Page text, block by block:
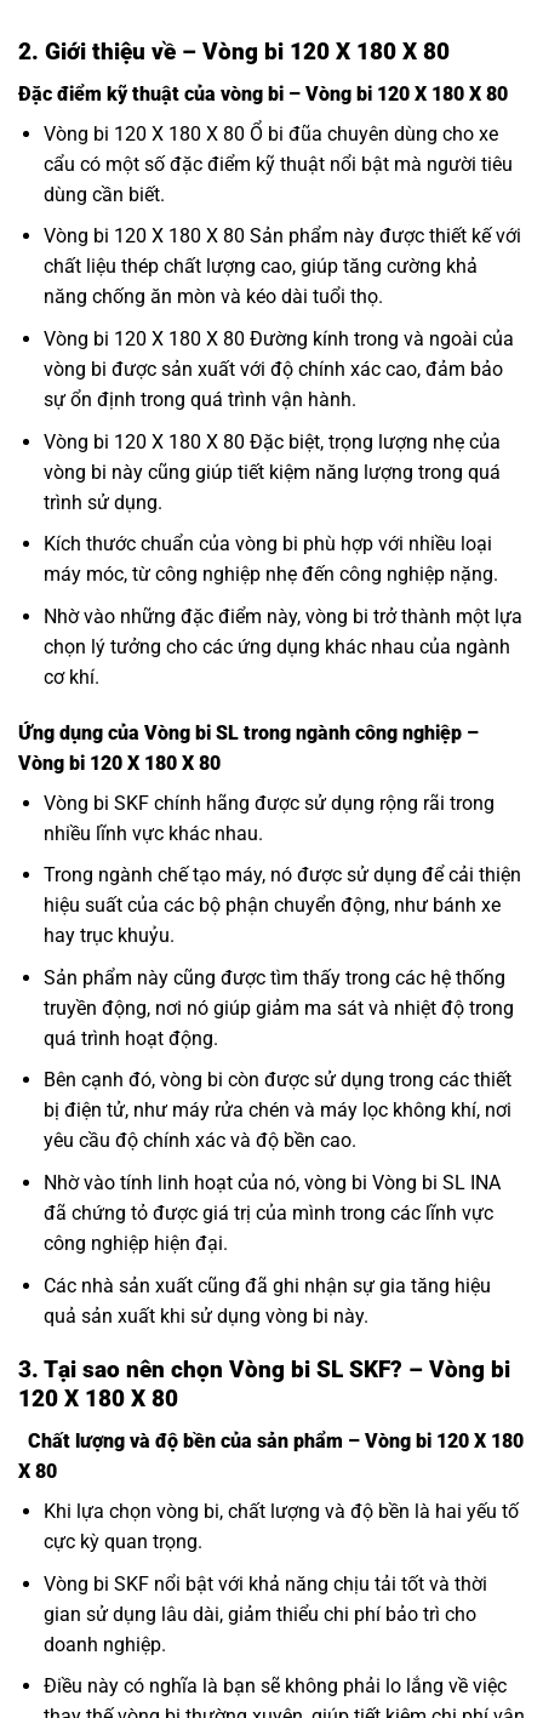
2. Giới thiệu về – Vòng bi 120 X 180 X 80
Đặc điểm kỹ thuật của vòng bi – Vòng bi 120 X 180 X 80
Vòng bi 120 X 180 X 80 Ổ bi đũa chuyên dùng cho xe
cẩu có một số đặc điểm kỹ thuật nổi bật mà người tiêu
dùng cần biết.
Vòng bi 120 X 180 X 80 Sản phẩm này được thiết kế với
chất liệu thép chất lượng cao, giúp tăng cường khả
năng chống ăn mòn và kéo dài tuổi thọ.
Vòng bi 120 X 180 X 80 Đường kính trong và ngoài của
vòng bi được sản xuất với độ chính xác cao, đảm bảo
sự ổn định trong quá trình vận hành.
Vòng bi 120 X 180 X 80 Đặc biệt, trọng lượng nhẹ của
vòng bi này cũng giúp tiết kiệm năng lượng trong quá
trình sử dụng.
Kích thước chuẩn của vòng bi phù hợp với nhiều loại
máy móc, từ công nghiệp nhẹ đến công nghiệp nặng.
Nhờ vào những đặc điểm này, vòng bi trở thành một lựa
chọn lý tưởng cho các ứng dụng khác nhau của ngành
cơ khí.
Ứng dụng của Vòng bi SL trong ngành công nghiệp –
Vòng bi 120 X 180 X 80
Vòng bi SKFchính hãng được sử dụng rộng rãi trong
nhiều lĩnh vực khác nhau.
Trong ngành chế tạo máy, nó được sử dụng để cải thiện
hiệu suất của các bộ phận chuyển động, như bánh xe
hay trục khuỷu.
Sản phẩm này cũng được tìm thấy trong các hệ thống
truyền động, nơi nó giúp giảm ma sát và nhiệt độ trong
quá trình hoạt động.
Bên cạnh đó, vòng bi còn được sử dụng trong các thiết
bị điện tử, như máy rửa chén và máy lọc không khí, nơi
yêu cầu độ chính xác và độ bền cao.
Nhờ vào tính linh hoạt của nó, vòng bi Vòng bi SL INA
đã chứng tỏ được giá trị của mình trong các lĩnh vực
công nghiệp hiện đại.
Các nhà sản xuất cũng đã ghi nhận sự gia tăng hiệu
quả sản xuất khi sử dụng vòng bi này.
3. Tại sao nên chọn Vòng bi SL SKF? – Vòng bi
120 X 180 X 80
Chất lượng và độ bền của sản phẩm – Vòng bi 120 X 180
X 80
Khi lựa chọn vòng bi, chất lượng và độ bền là hai yếu tố
cực kỳ quan trọng.
Vòng bi SKF nổi bật với khả năng chịu tải tốt và thời
gian sử dụng lâu dài, giảm thiểu chi phí bảo trì cho
doanh nghiệp.
Điều này có nghĩa là bạn sẽ không phải lo lắng về việc